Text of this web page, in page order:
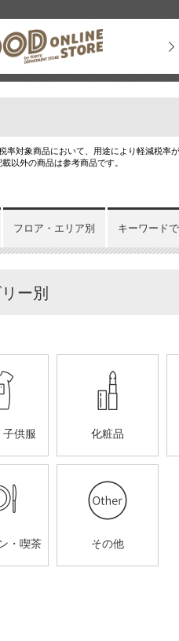
対象商品において、用途により軽減税率
以外の商品は参考商品です。
フロア・エリア別 キーワード
ー別
供服 化粧品
・喫茶 その他